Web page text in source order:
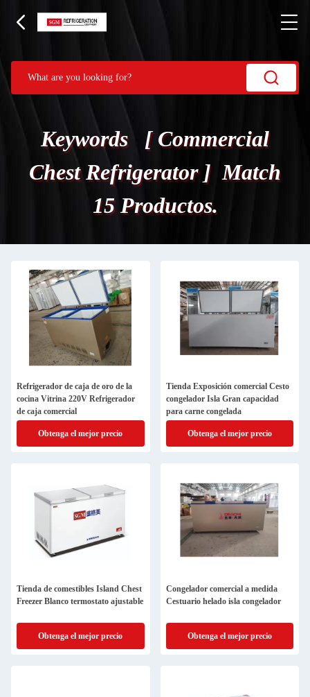
Keywords [ Commercial
Chest Refrigerator ] Match
15 Productos.
Refrigerador de caja de oro de la
cocina Vitrina 220V Refrigerador
de caja comercial
Obtenga el mejor precio
Tienda Exposición comercial Cesto
congelador Isla Gran capacidad
para carne congelada
Obtenga el mejor precio
Tienda de comestibles Island Chest
Freezer Blanco termostato ajustable
Obtenga el mejor precio
Congelador comercial a medida
Cestuario helado isla congelador
Obtenga el mejor precio